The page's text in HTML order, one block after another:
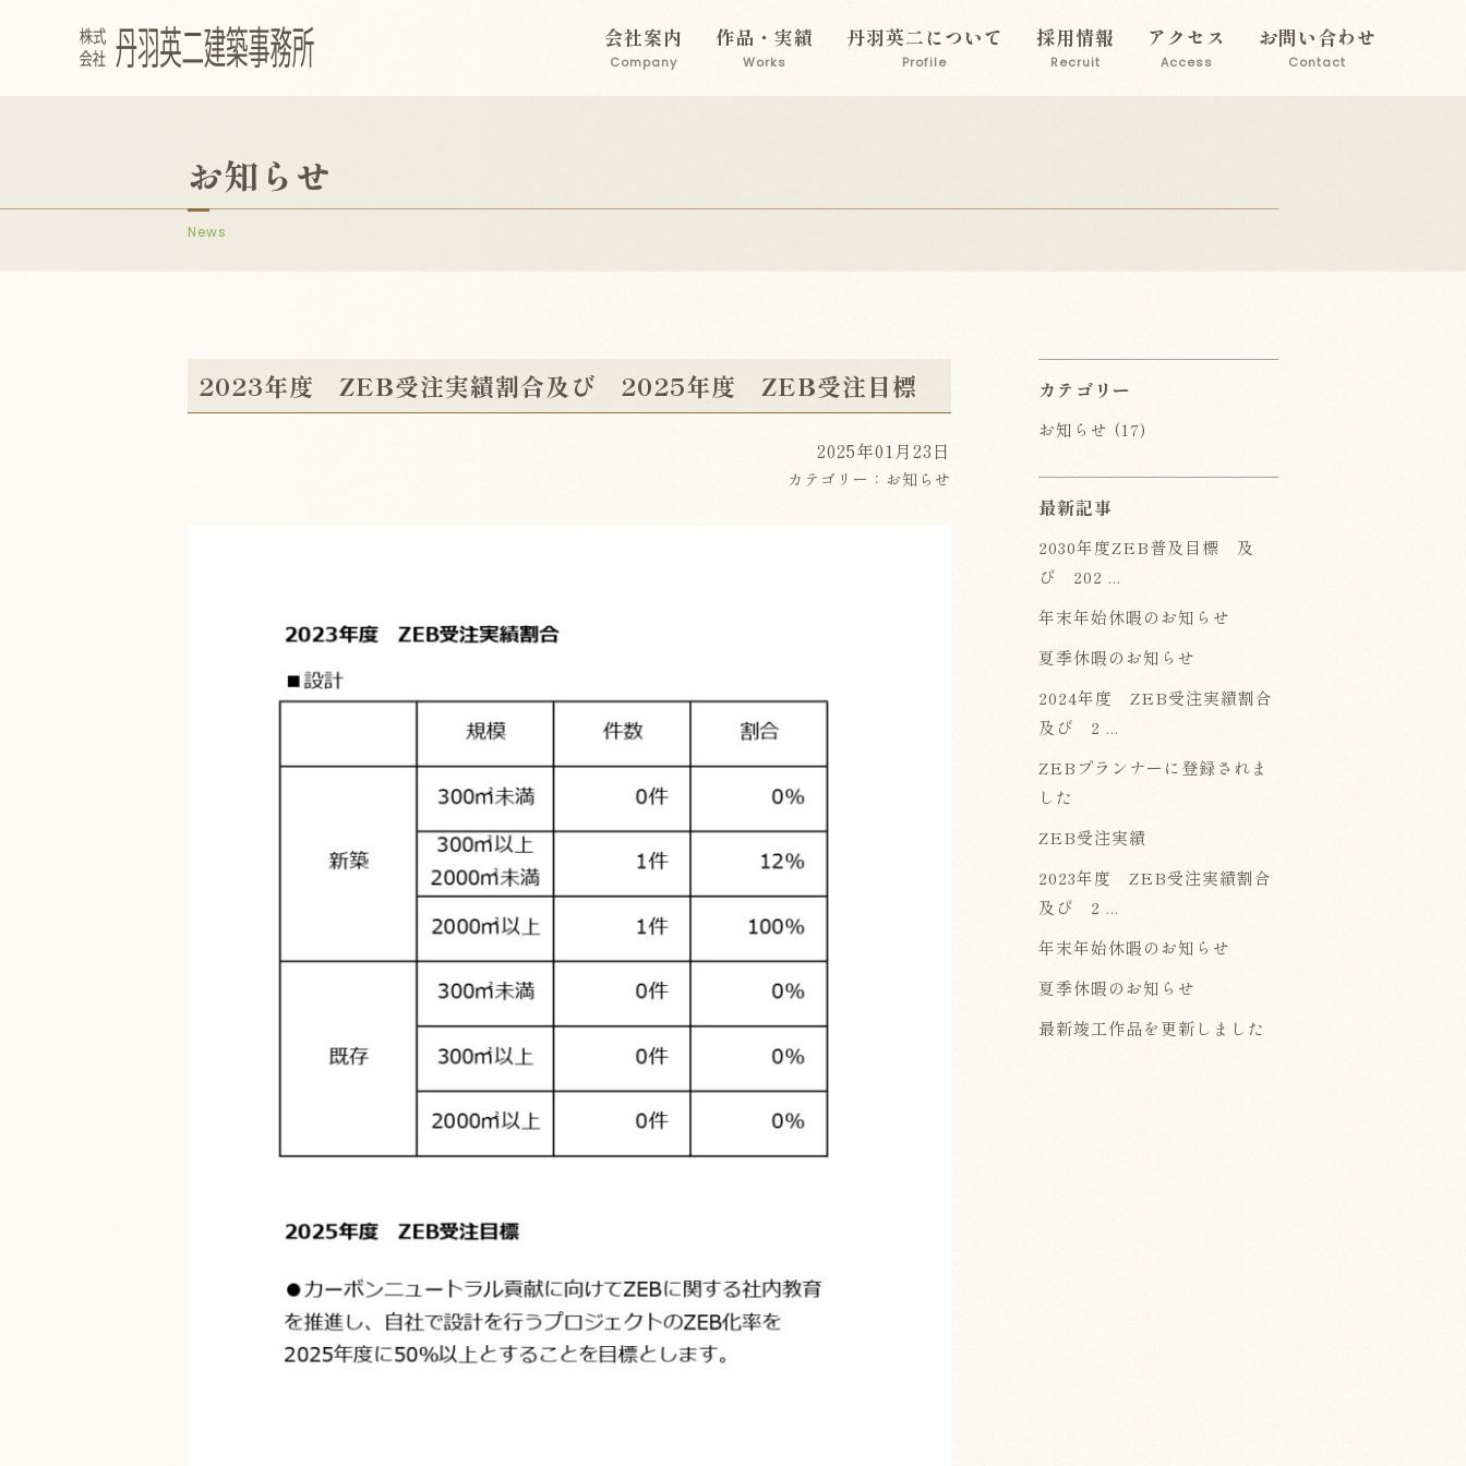
会社案内
Company
作品・実績
Works
丹羽英二について
Profile
採用情報
Recruit
アクセス
Access
お問い合わせ
Contact
お知らせ
News
2023年度 ZEB受注実績割合及び 2025年度 ZEB受注目標
2025年01月23日
カテゴリー： お知らせ
カテゴリー
お知らせ (17)
最新記事
2030年度ZEB普及目標 及
び 202 ...
年末年始休暇のお知らせ
夏季休暇のお知らせ
2024年度 ZEB受注実績割合
及び 2 ...
ZEBプランナーに登録されま
した
ZEB受注実績
2023年度 ZEB受注実績割合
及び 2 ...
年末年始休暇のお知らせ
夏季休暇のお知らせ
最新竣工作品を更新しました